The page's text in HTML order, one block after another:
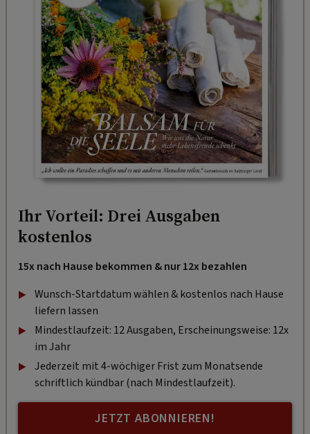
Ihr Vorteil: Drei Ausgaben
kostenlos
15x nach Hause bekommen & nur 12x bezahlen
Wunsch-Startdatum wählen & kostenlos nach Hause
liefern lassen
Mindestlaufzeit: 12 Ausgaben, Erscheinungsweise: 12x
im Jahr
Jederzeit mit 4-wöchiger Frist zum Monatsende
schriftlich kündbar (nach Mindestlaufzeit).
JETZT ABONNIEREN!